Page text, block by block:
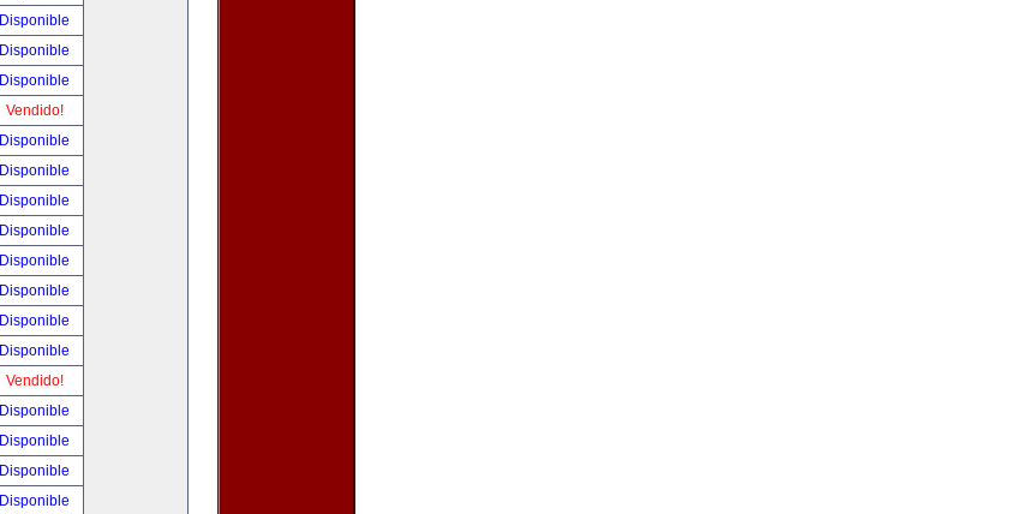
Disponible
Disponible
Disponible
Vendido!
Disponible
Disponible
Disponible
Disponible
Disponible
Disponible
Disponible
Disponible
Vendido!
Disponible
Disponible
Disponible
Disponible